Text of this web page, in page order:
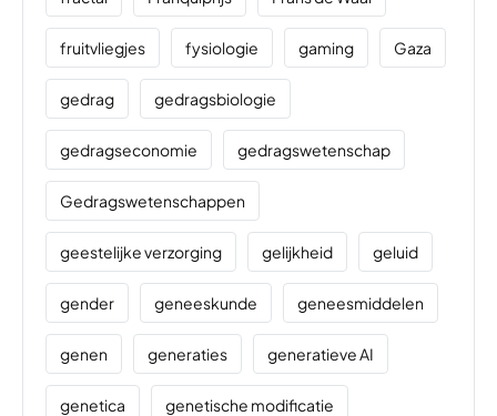
fruitvliegjes fysiologie gaming Gaza
gedrag gedragsbiologie
gedragseconomie gedragswetenschap
Gedragswetenschappen
geestelijke verzorging gelijkheid geluid
gender geneeskunde geneesmiddelen
genen generaties generatieve AI
genetica genetische modificatie